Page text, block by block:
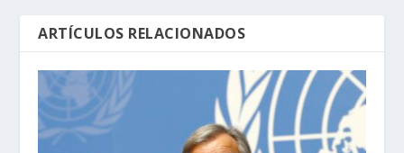
ARTÍCULOS RELACIONADOS